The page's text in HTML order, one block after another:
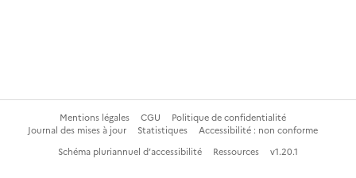
Mentions légales CGU
Politique de confidentialité
Journal des mises à jour
Statistiques
Accessibilité : non conforme
Schéma pluriannuel d’accessibilité
Ressources v1.20.1